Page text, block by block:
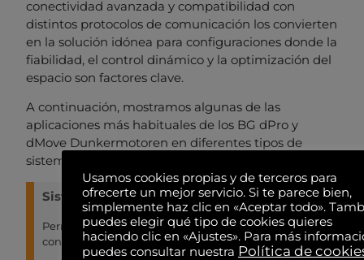
conectividad avanzada y compatibilidad con
distintos protocolos de comunicación los convierten
en la solución idónea para configuraciones donde la
fiabilidad, el control dinámico y la optimización del
espacio son factores clave.
A continuación, mostramos algunas de las
aplicaciones más habituales de los BG dPro y
dMove Dunkermotoren en diferentes tipos de
sistemas y soluciones técnicas:
Sistemas de posicionamiento de precisión
Permiten ejecutar movimientos exactos y repetibles
con alto nivel de control dinámico.
Usamos cookies propias y de terceros para
ofrecerte un mejor servicio. Si te parece bien,
simplemente haz clic en «Aceptar todo».
puedes elegir qué tipo de cookies quieres
haciendo clic en «Ajustes». Para más
puedes consultar nuestra Política de